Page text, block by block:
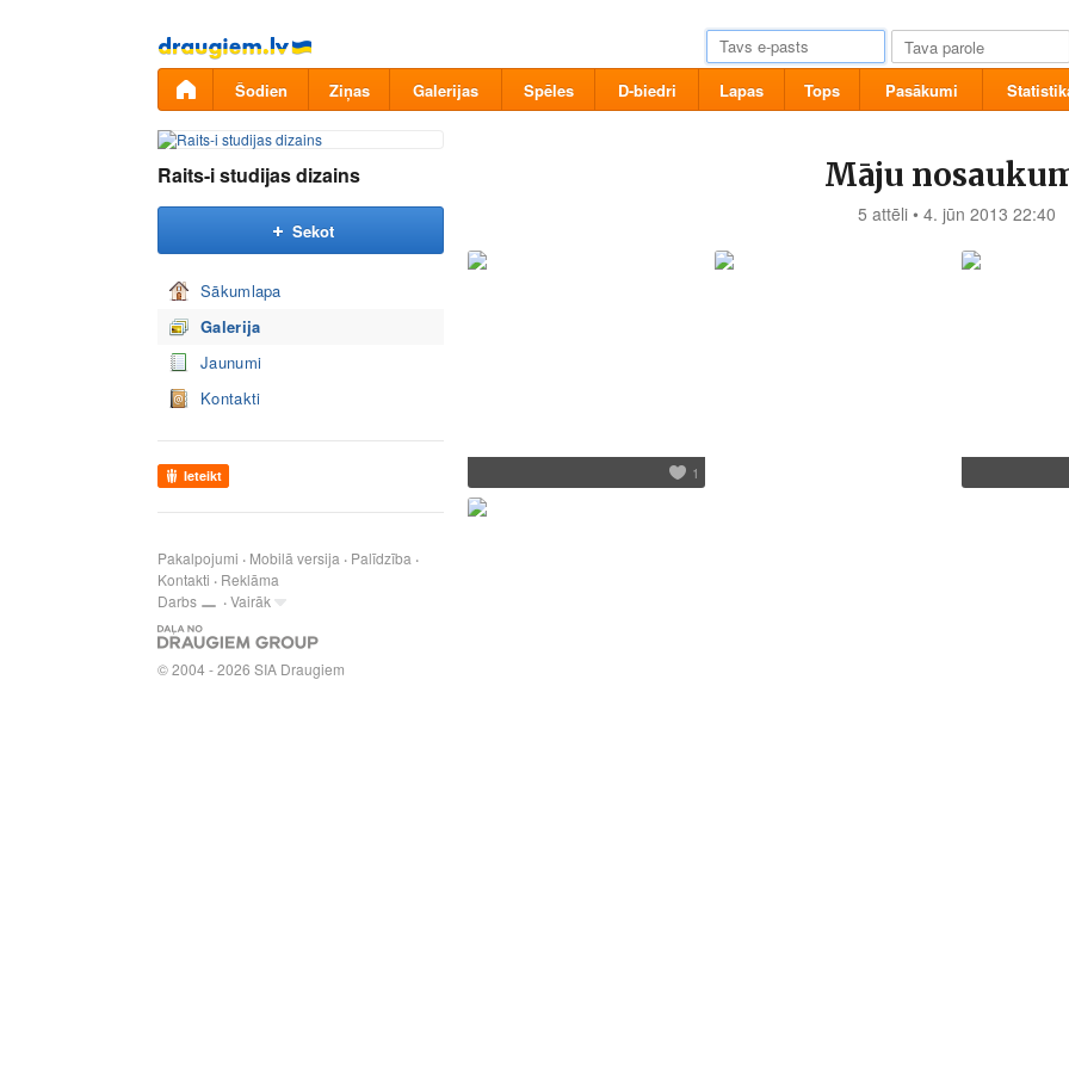
Pāriet
uz
saturu
Šodien Ziņas Galerijas Spēles D-biedri Lapas Tops Pasākumi
Raits-i studijas dizains
Sekot
Sākumlapa
Galerija
Jaunumi
Kontakti
Ieteikt
Pakalpojumi Mobilā versija
Palīdzība
Kontakti
Reklāma
Darbs
Vairāk
© 2004 - 2026 SIA Draugiem
Māju
5 attēli • 4. jūn 2013 22:40
1